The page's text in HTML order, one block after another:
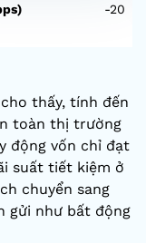
-20
thấy, tính đến
toàn thị trường
động vốn chỉ đạt
suất tiết kiệm ở
chuyển sang
gửi như bất động